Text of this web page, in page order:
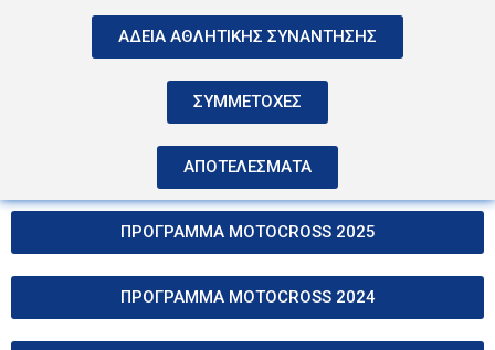
ΑΔΕΙΑ ΑΘΛΗΤΙΚΗΣ ΣΥΝΑΝΤΗΣΗΣ
ΣΥΜΜΕΤΟΧΕΣ
ΑΠΟΤΕΛΕΣΜΑΤΑ
ΠΡΟΓΡΑΜΜΑ MOTOCROSS 2025
ΠΡΟΓΡΑΜΜΑ MOTOCROSS 2024